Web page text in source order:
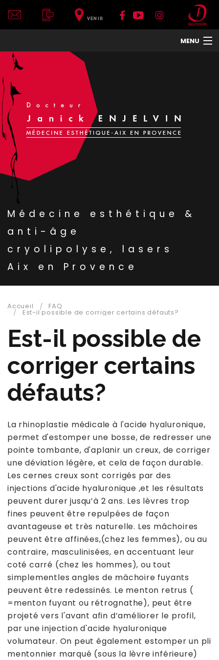
VENIR
MENU
ACCUEIL
DR JANICK ENJELVIN
LE CENTRE
VISAGE
CORPS
COU ET DÉCOLLETÉ
MAINS
TRAITEMENTS DE LA PEAU
HOMMES
TRAITEMENTS ET APPAREILS
PHOTOS
Médecine esthétique &
anti-âge
cryolipolyse, lasers
Aix en Provence
Accueil FAQ
Est-il possible de corriger certains défauts?
Est-il possible de
corriger certains
défauts?
La rhinoplastie médicale à l'acide hyaluronique,
permet d'estomper une bosse, de redresser une
pointe tombante, d'aplanir un creux, de corriger
une déviation légère, et cela de façon durable.
Les cernes creux sont corrigés par des
injections d'acide hyaluronique ,et les résultats
peuvent durer jusqu’à 2 ans. Les lèvres trop
fines peuvent être repulpées de façon
avantageuse et très naturelle. Les mâchoires
peuvent être affinées,(chez les femmes), ou au
contraire, masculinisées, en accentuant leur
coté carré (chez les hommes), ou tout
simplementles angles de mâchoire fuyants
peuvent être redessinés. Le menton retrus (
=menton fuyant ou rétrognathe), peut être
projeté vers l'avant afin d’améliorer le profil,
par une injection d'acide hyaluronique
volumateur. On peut également estomper un pli
mentonnier marqué (sous la lèvre inférieure)